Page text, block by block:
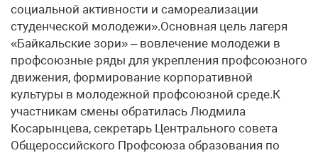
социальной активности и самореализации
студенческой молодежи».Основная цель лагеря
«Байкальские зори» – вовлечение молодежи в
профсоюзные ряды для укрепления профсоюзного
движения, формирование корпоративной
культуры в молодежной профсоюзной среде.К
участникам смены обратилась Людмила
Косарынцева, секретарь Центрального совета
Общероссийского Профсоюза образования по